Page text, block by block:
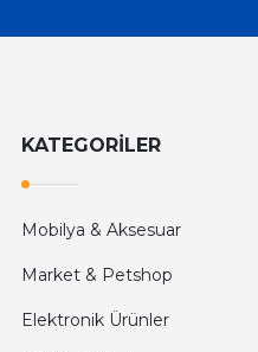
KATEGORİLER
Mobilya & Aksesuar
Market & Petshop
Elektronik Ürünler